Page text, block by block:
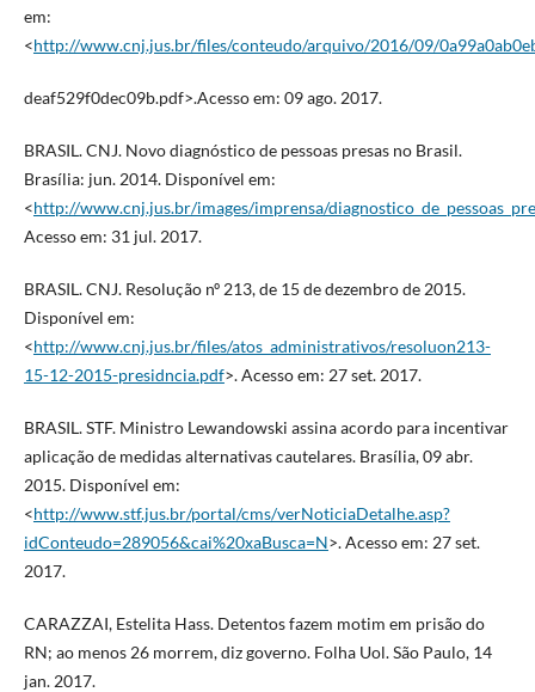
em:
<http://www.cnj.jus.br/files/conteudo/arquivo/2016/09/
deaf529f0dec09b.pdf>.Acesso em: 09 ago. 2017.
BRASIL. CNJ. Novo diagnóstico de pessoas presas no Brasil.
Brasília: jun. 2014. Disponível em:
<http://www.cnj.jus.br/images/imprensa/
Acesso em: 31 jul. 2017.
BRASIL. CNJ. Resolução nº 213, de 15 de dezembro de 2015.
Disponível em:
<http://www.cnj.jus.br/files/atos_administrativos/resoluon213-
15-12-2015-presidncia.pdf>. Acesso em: 27 set. 2017.
BRASIL. STF. Ministro Lewandowski assina acordo para incentivar
aplicação de medidas alternativas cautelares. Brasília, 09 abr.
2015. Disponível em:
<http://www.stf.jus.br/portal/cms/verNoticiaDetalhe.asp?
idConteudo=289056&cai%20xaBusca=N>. Acesso em: 27 set.
2017.
CARAZZAI, Estelita Hass. Detentos fazem motim em prisão do
RN; ao menos 26 morrem, diz governo. Folha Uol. São Paulo, 14
jan. 2017.